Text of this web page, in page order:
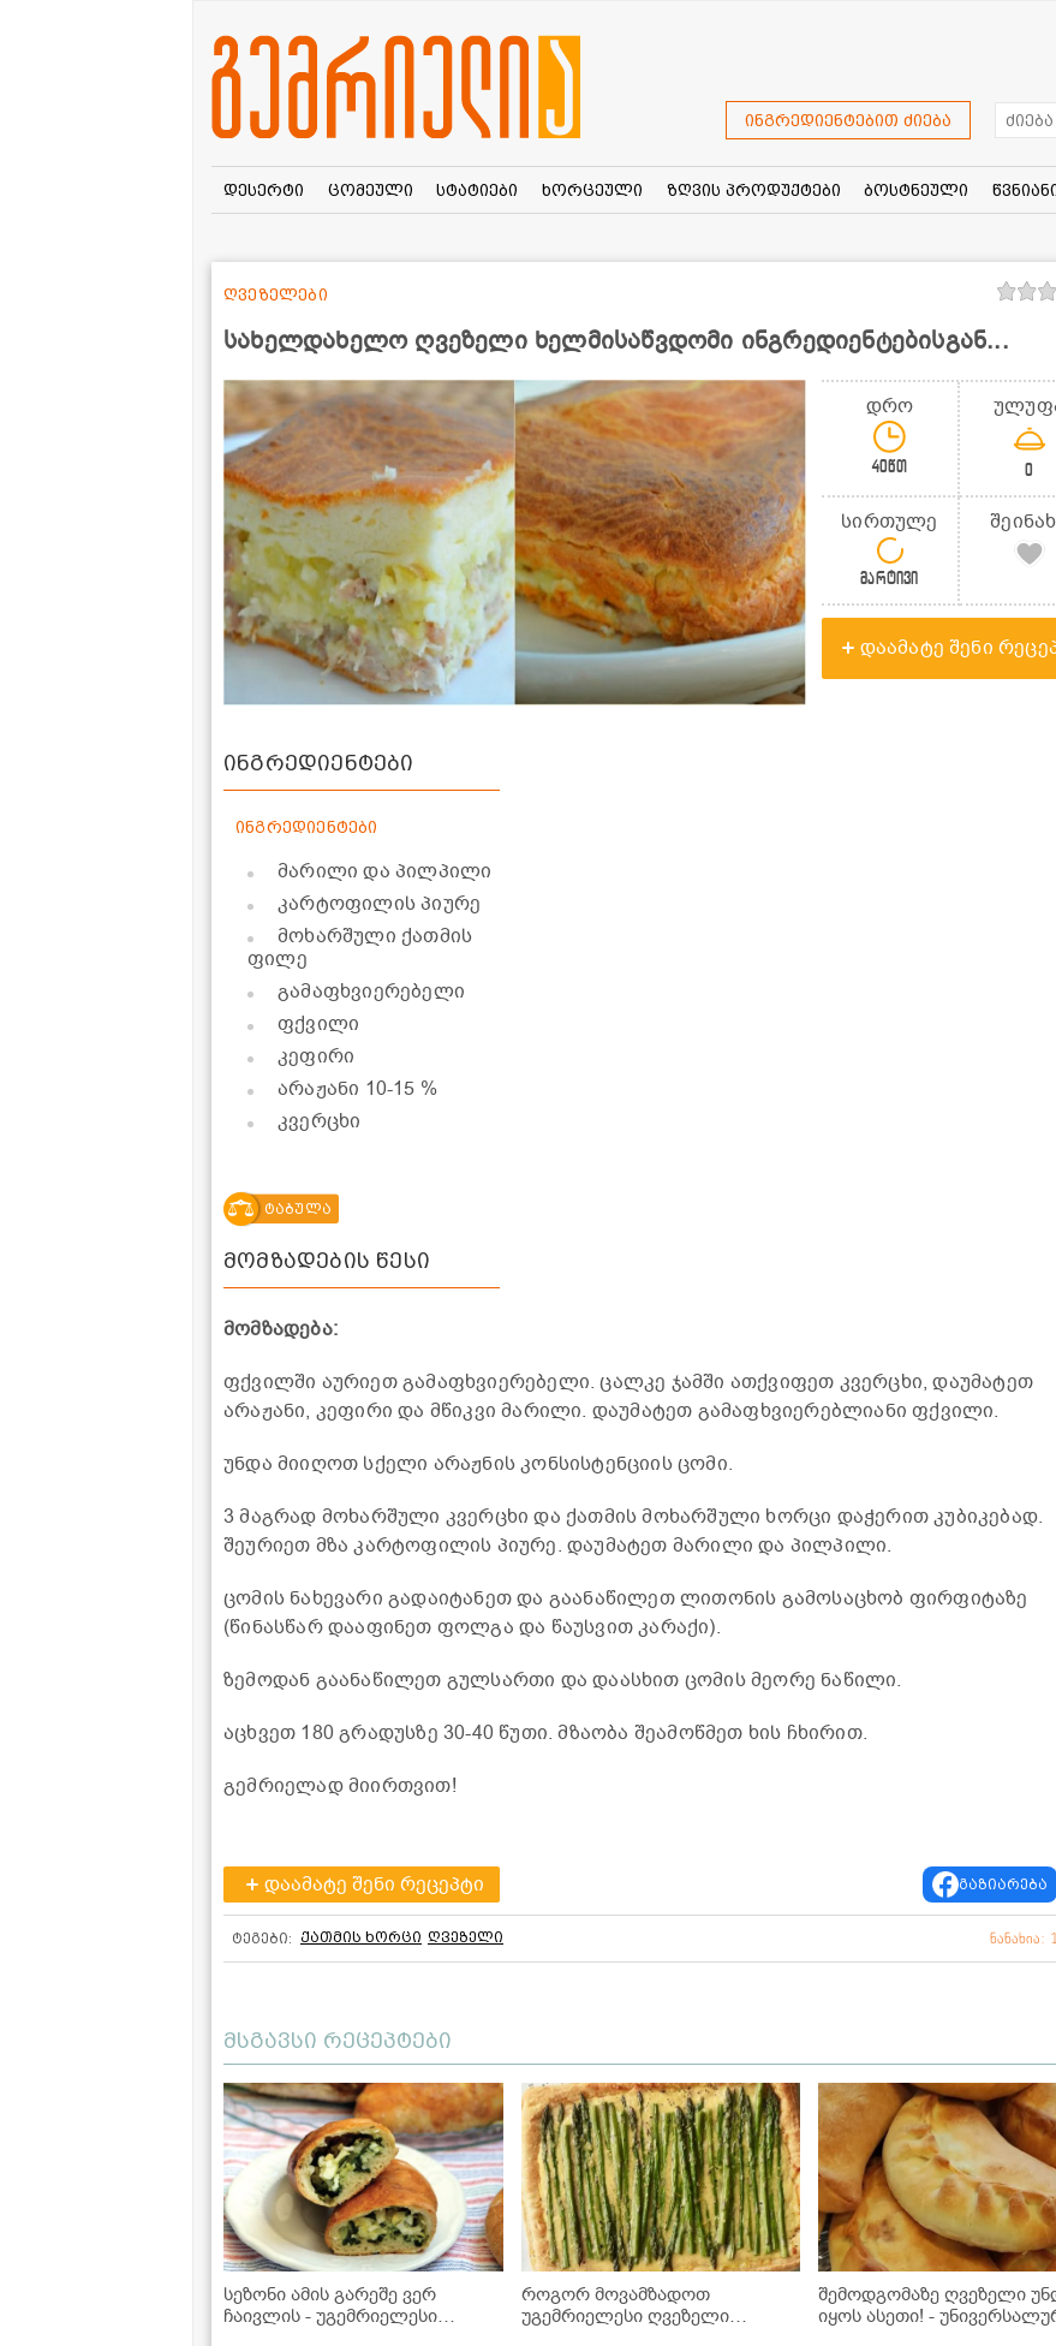
ინგრედიენტებით ძიება
დესერტი ცომეული სტატიები ხორცეული ზღვის პროდუქტები ბოსტნეული
სახელდახელო ღვეზელი ხელმისაწვდომი ინგრედიენტებისგან...
ღვეზელები
დრო
40წთ 0
სირთულე
მარტივი
დაამატე შენი
ინგრედიენტები
ინგრედიენტები
მარილი და პილპილი
კარტოფილის პიურე
მოხარშული ქათმის
ფილე
გამაფხვიერებელი
ფქვილი
კეფირი
არაჟანი 10-15 %
კვერცხი
ტაბულა
მომზადების წესი
მომზადება:
ფქვილში აურიეთ გამაფხვიერებელი. ცალკე ჯამში ათქვიფეთ კვერცხი, დაუმატეთ
არაჟანი, კეფირი და მწიკვი მარილი. დაუმატეთ გამაფხვიერებლიანი ფქვილი.
უნდა მიიღოთ სქელი არაჟნის კონსისტენციის ცომი.
3 მაგრად მოხარშული კვერცხი და ქათმის მოხარშული ხორცი დაჭერით კუბიკებად.
შეურიეთ მზა კარტოფილის პიურე. დაუმატეთ მარილი და პილპილი.
ცომის ნახევარი გადაიტანეთ და გაანაწილეთ ლითონის გამოსაცხობ ფირფიტაზე
(წინასწარ დააფინეთ ფოლგა და წაუსვით კარაქი).
ზემოდან გაანაწილეთ გულსართი და დაასხით ცომის მეორე ნაწილი.
აცხვეთ 180 გრადუსზე 30-40 წუთი. მზაობა შეამოწმეთ ხის ჩხირით.
გემრიელად მიირთვით!
დაამატე შენი რეცეპტი გაზიარება
ტეგები: ქათმის ხორცი ღვეზელი ნანახია:
მსგავსი რეცეპტები
სეზონი ამის გარეშე ვერ
ჩაივლის - უგემრიელესი
როგორ მოვამზადოთ
უგემრიელესი ღვეზელი
შემოდგომაზე ღვეზელი
იყოს ასეთი! -